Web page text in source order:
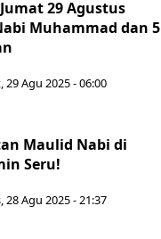
29 Agustus
Muhammad dan 5
29 Agu 2025 - 06:00
Maulid Nabi di
Seru!
28 Agu 2025 - 21:37